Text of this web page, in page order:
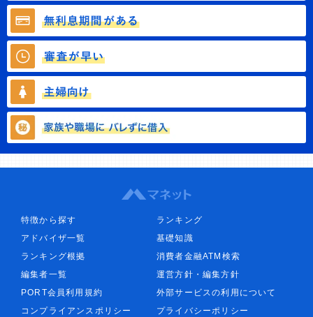
特徴から探す
ランキング
アドバイザ一覧
基礎知識
ランキング根拠
消費者金融ATM検索
編集者一覧
運営方針・編集方針
PORT会員利用規約
外部サービスの利用について
コンプライアンスポリシー
プライバシーポリシー